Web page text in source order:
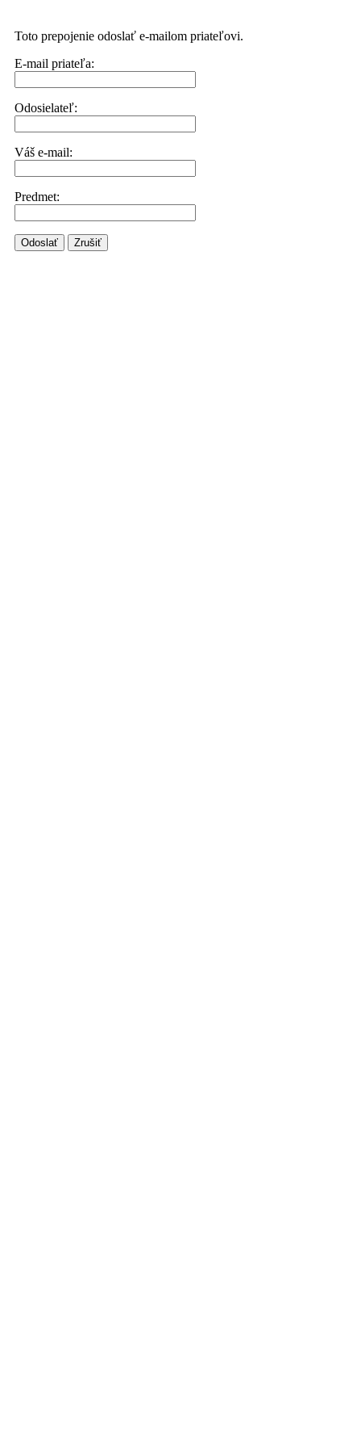
Toto prepojenie odoslať e-mailom priateľovi.
E-mail priateľa:
Odosielateľ:
Váš e-mail:
Predmet:
Odoslať Zrušiť